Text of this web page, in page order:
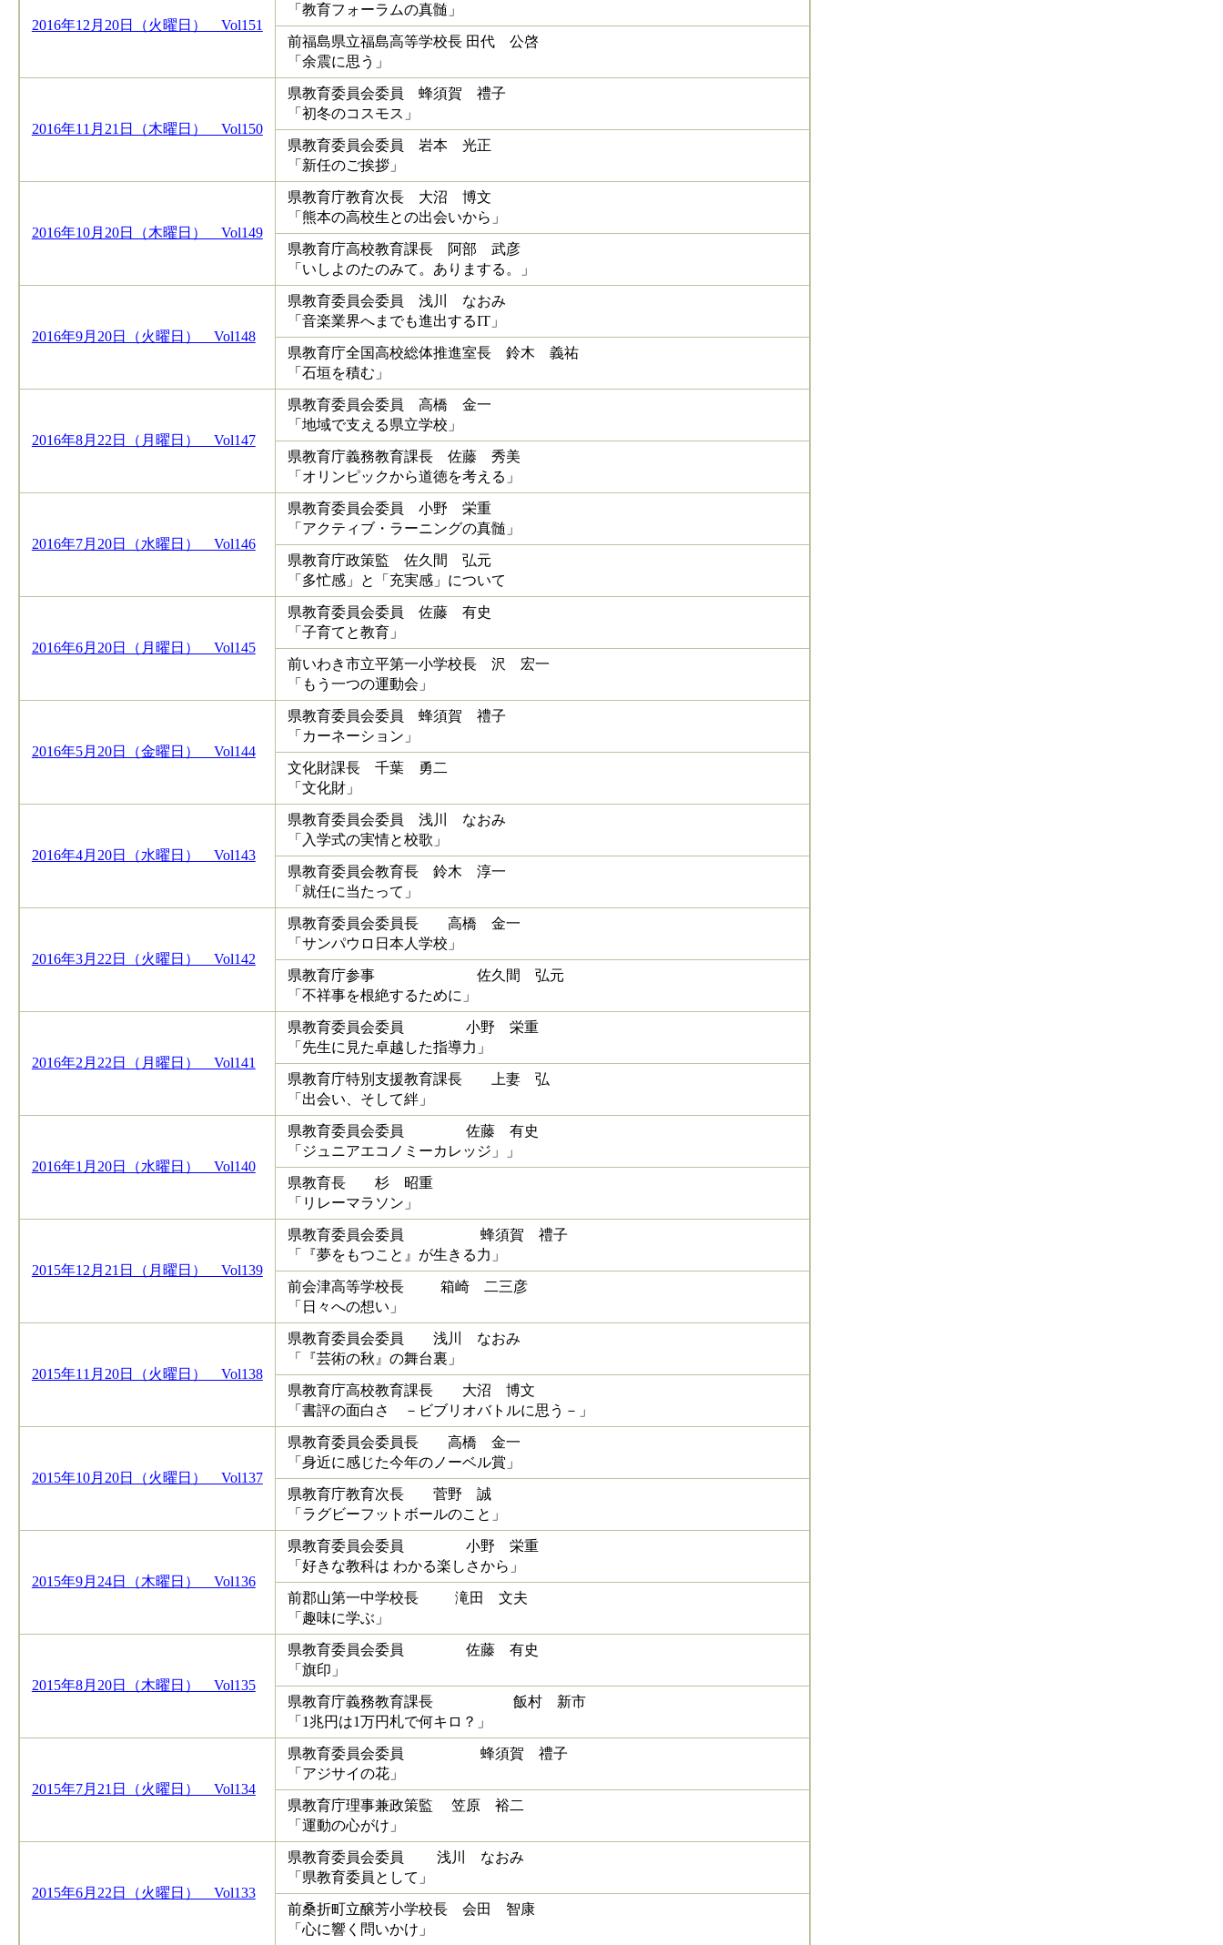
2016年12月20日（火曜日） Vol151
「教育フォーラムの真髄」
前福島県立福島高等学校長 田代 公啓
「余震に思う」
2016年11月21日（木曜日） Vol150
県教育委員会委員 蜂須賀 禮子
「初冬のコスモス」
県教育委員会委員 岩本 光正
「新任のご挨拶」
2016年10月20日（木曜日） Vol149
県教育庁教育次長 大沼 博文
「熊本の高校生との出会いから」
県教育庁高校教育課長 阿部 武彦
「いしよのたのみて。ありまする。」
2016年9月20日（火曜日） Vol148
県教育委員会委員 浅川 なおみ
「音楽業界へまでも進出するIT」
県教育庁全国高校総体推進室長 鈴木 義祐
「石垣を積む」
2016年8月22日（月曜日） Vol147
県教育委員会委員 高橋 金一
「地域で支える県立学校」
県教育庁義務教育課長 佐藤 秀美
「オリンピックから道徳を考える」
2016年7月20日（水曜日） Vol146
県教育委員会委員 小野 栄重
「アクティブ・ラーニングの真髄」
県教育庁政策監 佐久間 弘元
「多忙感」と「充実感」について
2016年6月20日（月曜日） Vol145
県教育委員会委員 佐藤 有史
「子育てと教育」
前いわき市立平第一小学校長 沢 宏一
「もう一つの運動会」
2016年5月20日（金曜日） Vol144
県教育委員会委員 蜂須賀 禮子
「カーネーション」
文化財課長 千葉 勇二
「文化財」
2016年4月20日（水曜日） Vol143
県教育委員会委員 浅川 なおみ
「入学式の実情と校歌」
県教育委員会教育長 鈴木 淳一
「就任に当たって」
2016年3月22日（火曜日） Vol142
県教育委員会委員長 高橋 金一
「サンパウロ日本人学校」
県教育庁参事 佐久間 弘元
「不祥事を根絶するために」
2016年2月22日（月曜日） Vol141
県教育委員会委員 小野 栄重
「先生に見た卓越した指導力」
県教育庁特別支援教育課長 上妻 弘
「出会い、そして絆」
2016年1月20日（水曜日） Vol140
県教育委員会委員 佐藤 有史
「ジュニアエコノミーカレッジ」」
県教育長 杉 昭重
「リレーマラソン」
2015年12月21日（月曜日） Vol139
県教育委員会委員 蜂須賀 禮子
「『夢をもつこと』が生きる力」
前会津高等学校長 箱崎 二三彦
「日々への想い」
2015年11月20日（火曜日） Vol138
県教育委員会委員 浅川 なおみ
「『芸術の秋』の舞台裏」
県教育庁高校教育課長 大沼 博文
「書評の面白さ －ビブリオバトルに思う－」
2015年10月20日（火曜日） Vol137
県教育委員会委員長 高橋 金一
「身近に感じた今年のノーベル賞」
県教育庁教育次長 菅野 誠
「ラグビーフットボールのこと」
2015年9月24日（木曜日） Vol136
県教育委員会委員 小野 栄重
「好きな教科は わかる楽しさから」
前郡山第一中学校長 滝田 文夫
「趣味に学ぶ」
2015年8月20日（木曜日） Vol135
県教育委員会委員 佐藤 有史
「旗印」
県教育庁義務教育課長 飯村 新市
「1兆円は1万円札で何キロ？」
2015年7月21日（火曜日） Vol134
県教育委員会委員 蜂須賀 禮子
「アジサイの花」
県教育庁理事兼政策監 笠原 裕二
「運動の心がけ」
2015年6月22日（火曜日） Vol133
県教育委員会委員 浅川 なおみ
「県教育委員として」
前桑折町立醸芳小学校長 会田 智康
「心に響く問いかけ」